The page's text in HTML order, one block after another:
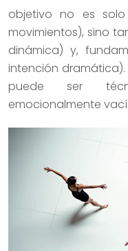
objetivo no es
movimientos), sino
dinámica) y,
intención dramática).
puede ser
emocionalmente